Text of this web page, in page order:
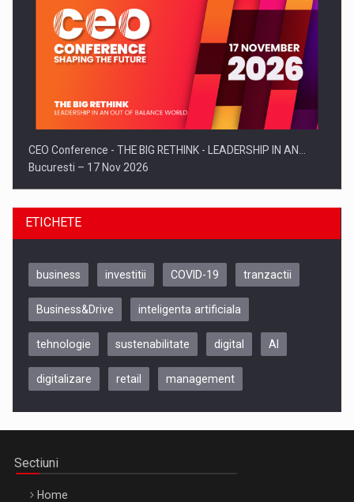
CEO Conference - THE BIG RETHINK - LEADERSHIP IN AN…
Bucuresti – 17 Nov 2026
Be Inspired. Make it Happen!, CLUJ, 9 Decembrie
ETICHETE
business investitii COVID-19 tranzactii
Business&Drive inteligenta artificiala
tehnologie sustenabilitate digital AI
digitalizare retail management
Sectiuni
Home